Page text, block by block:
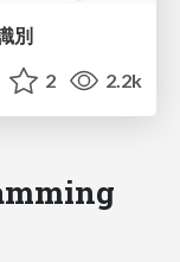
別
2 2.2k